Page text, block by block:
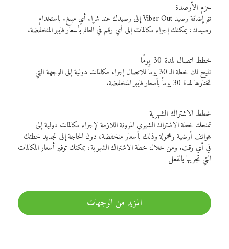
حزم الأرصدة
تتم إضافة رصيد Viber Out إلى رصيدك عند شراء أي مبلغ. باستخدام
رصيدك، يمكنك إجراء مكالمات إلى أي رقم في العالم بأسعار فايبر المنخفضة.
خطط اتصال لمدة 30 يومًا
تتيح لك خطة الـ 30 يوماً للاتصال إجراء مكالمات دولية إلى الوجهة التي
تختارها لمدة 30 يوماً بأسعار فايبر المنخفضة.
خطط الاشتراك الشهرية
تمنحك خطة الاشتراك الشهري المرونة اللازمة لإجراء مكالمات دولية إلى
هواتف أرضية ومحمولة وذلك بأسعار منخفضة، دون الحاجة إلى تجديد خطتك
في أي وقت. ومن خلال خطة الاشتراك الشهرية، يمكنك توفير أسعار المكالمات
التي تجريها بالفعل
المزيد من الوجهات